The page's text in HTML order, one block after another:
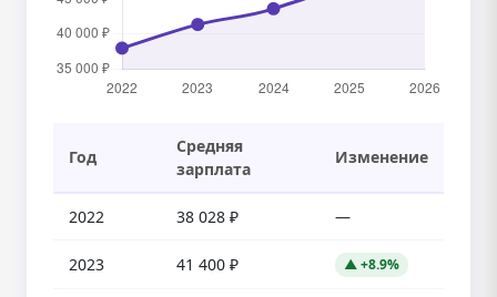
Год
Средняя
зарплата
Изменение
2022 38 028 ₽ —
2023 41 400 ₽ ▲ +8.9%